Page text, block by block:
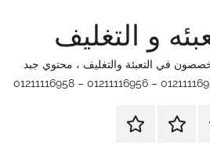
و التغليف
في التعبئة والتغليف ، محتوي جبد
اتصل
اتـصـل